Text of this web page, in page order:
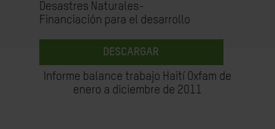
Desastres Naturales-
Financiación para el desarrollo
DESCARGAR
Informe balance trabajo Haití Oxfam de
enero a diciembre de 2011